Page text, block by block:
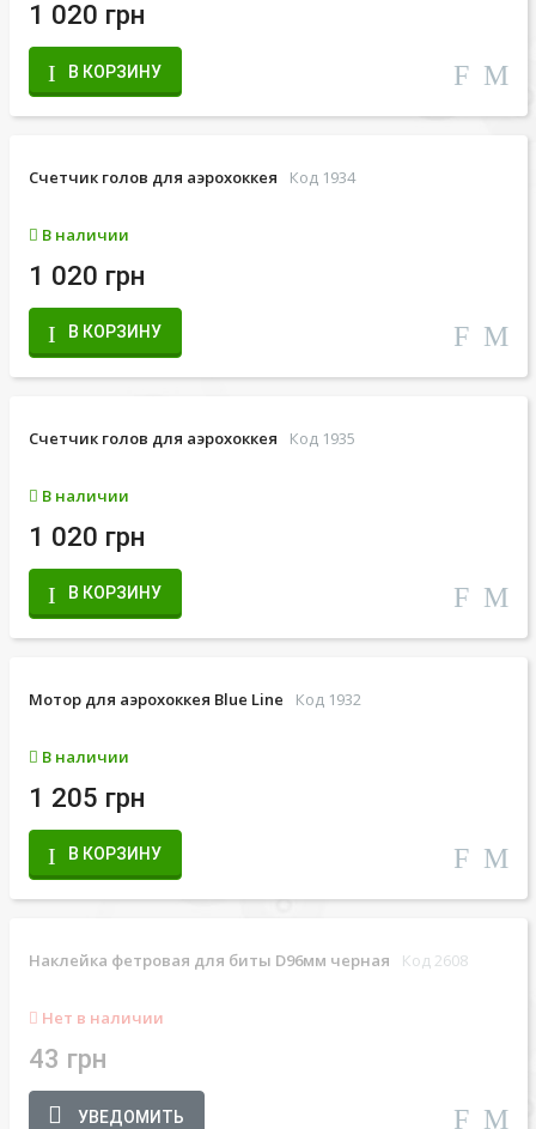
1 020 грн
В КОРЗИНУ
Счетчик голов для аэрохоккея Код 1934
В наличии
1 020 грн
В КОРЗИНУ
Счетчик голов для аэрохоккея Код 1935
В наличии
1 020 грн
В КОРЗИНУ
Мотор для аэрохоккея Blue Line Код 1932
В наличии
1 205 грн
В КОРЗИНУ
Наклейка фетровая для биты D96мм черная Код 2608
Нет в наличии
43 грн
УВЕДОМИТЬ